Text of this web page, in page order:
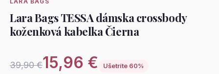
Lara Bags TESSA dámska crossbody
koženková kabelka Čierna
39,90 €15,96 € Ušetríte 60%